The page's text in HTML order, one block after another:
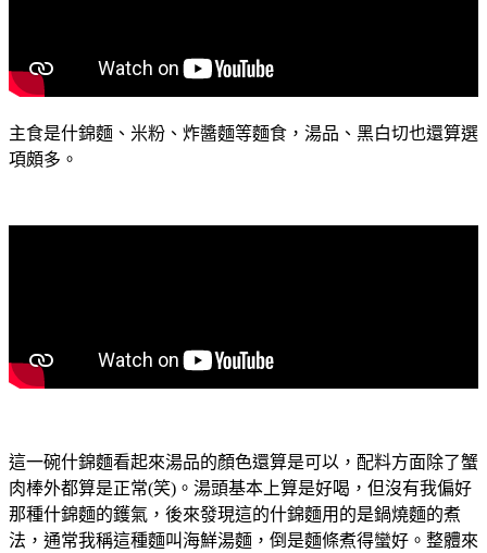
主食是什錦麵、米粉、炸醬麵等麵食，湯品、黑白切也還算選
項頗多。
這一碗什錦麵看起來湯品的顏色還算是可以，配料方面除了蟹
肉棒外都算是正常(笑)。湯頭基本上算是好喝，但沒有我偏好
那種什錦麵的鑊氣，後來發現這的什錦麵用的是鍋燒麵的煮
法，通常我稱這種麵叫海鮮湯麵，倒是麵條煮得蠻好。整體來